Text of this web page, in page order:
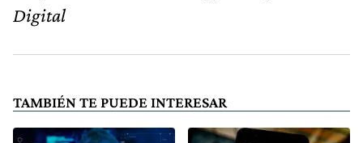
Digital
TAMBIÉN TE PUEDE INTERESAR